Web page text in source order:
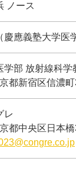
ノース
義塾大学医学
学部 放射線科学
都新宿区信濃
レ
都中央区日本